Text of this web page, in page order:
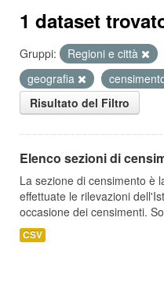
1 dataset
Gruppi: Regioni e città
geografia
Risultato del Filtro
Elenco sezioni di
La sezione di censimento è
effettuate le rilevazioni
occasione dei censimenti.
CSV